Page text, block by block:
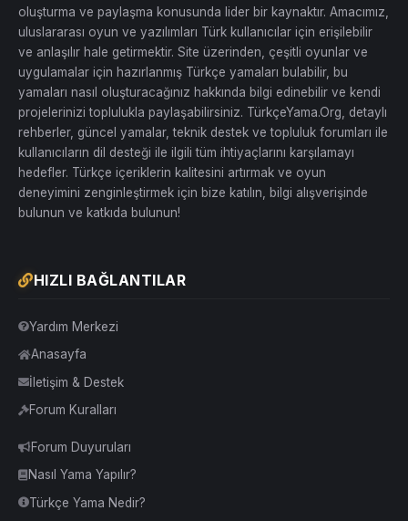
oluşturma ve paylaşma konusunda lider bir kaynaktır. Amacımız,
uluslararası oyun ve yazılımları Türk kullanıcılar için erişilebilir
ve anlaşılır hale getirmektir. Site üzerinden, çeşitli oyunlar ve
uygulamalar için hazırlanmış Türkçe yamaları bulabilir, bu
yamaları nasıl oluşturacağınız hakkında bilgi edinebilir ve kendi
projelerinizi toplulukla paylaşabilirsiniz. TürkçeYama.Org, detaylı
rehberler, güncel yamalar, teknik destek ve topluluk forumları ile
kullanıcıların dil desteği ile ilgili tüm ihtiyaçlarını karşılamayı
hedefler. Türkçe içeriklerin kalitesini artırmak ve oyun
deneyimini zenginleştirmek için bize katılın, bilgi alışverişinde
bulunun ve katkıda bulunun!
HIZLI BAĞLANTILAR
Yardım Merkezi
Anasayfa
İletişim & Destek
Forum Kuralları
Forum Duyuruları
Nasıl Yama Yapılır?
Türkçe Yama Nedir?